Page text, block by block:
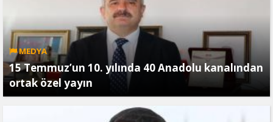
MEDYA
15 Temmuz’un 10. yılında 40 Anadolu kanalından
ortak özel yayın